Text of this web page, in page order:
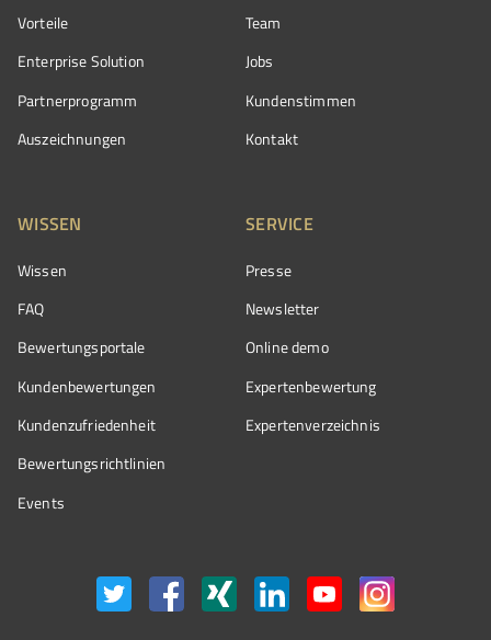
Vorteile
Enterprise Solution
Partnerprogramm
Auszeichnungen
Team
Jobs
Kundenstimmen
Kontakt
WISSEN
Wissen
FAQ
Bewertungsportale
Kundenbewertungen
Kundenzufriedenheit
Bewertungs­richtlinien
Events
SERVICE
Presse
Newsletter
Online demo
Expertenbewertung
Expertenverzeichnis